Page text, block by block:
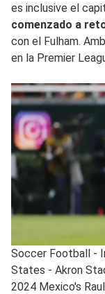
es inclusive el
comenzado a
con el Fulham.
en la Premier
Soccer Football -
States - Akron
2024 Mexico's